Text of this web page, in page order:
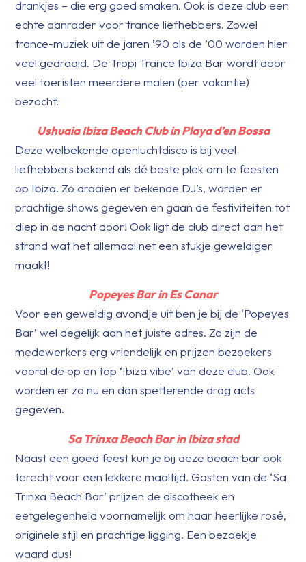
drankjes – die erg goed smaken. Ook is deze club een
echte aanrader voor trance liefhebbers. Zowel
trance-muziek uit de jaren ’90 als de ’00 worden hier
veel gedraaid. De Tropi Trance Ibiza Bar wordt door
veel toeristen meerdere malen (per vakantie)
bezocht.
Ushuaia Ibiza Beach Club in Playa d’en Bossa
Deze welbekende openluchtdisco is bij veel
liefhebbers bekend als dé beste plek om te feesten
op Ibiza. Zo draaien er bekende DJ’s, worden er
prachtige shows gegeven en gaan de festiviteiten tot
diep in de nacht door! Ook ligt de club direct aan het
strand wat het allemaal net een stukje geweldiger
maakt!
Popeyes Barin Es Canar
Voor een geweldig avondje uit ben je bij de ‘Popeyes
Bar’ wel degelijk aan het juiste adres. Zo zijn de
medewerkers erg vriendelijk en prijzen bezoekers
vooral de op en top ‘Ibiza vibe’ van deze club. Ook
worden er zo nu en dan spetterende drag acts
gegeven.
Sa Trinxa Beach Barin Ibiza stad
Naast een goed feest kun je bij deze beach bar ook
terecht voor een lekkere maaltijd. Gasten van de ‘Sa
Trinxa Beach Bar’ prijzen de discotheek en
eetgelegenheid voornamelijk om haar heerlijke rosé,
originele stijl en prachtige ligging. Een bezoekje
waard dus!